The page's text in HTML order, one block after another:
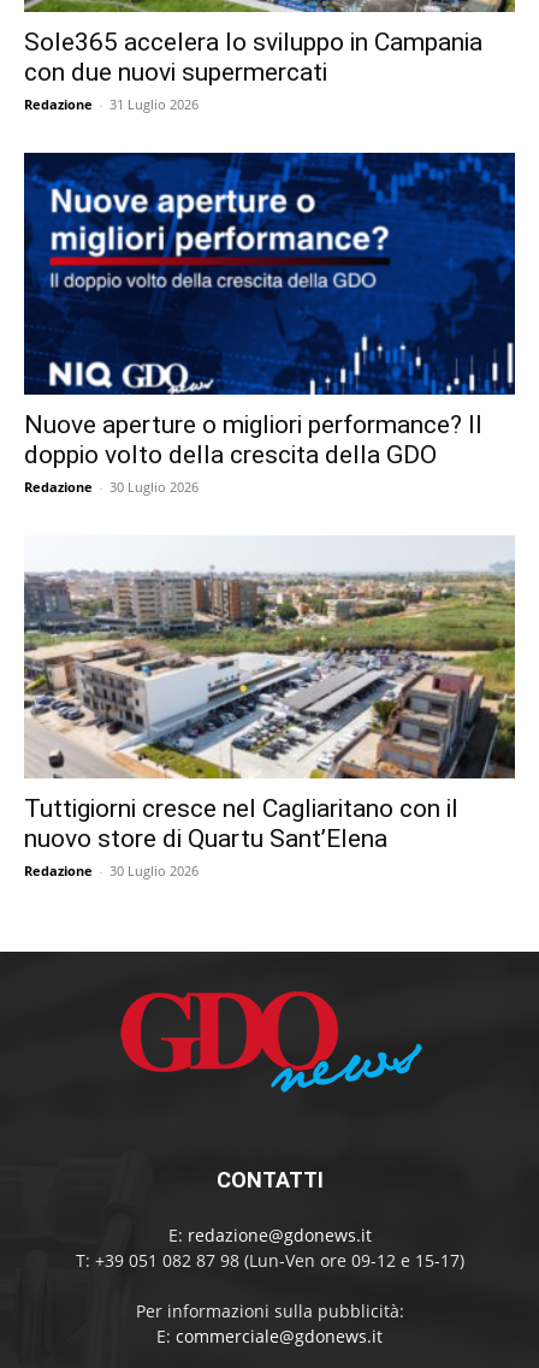
Sole365 accelera lo sviluppo in Campania
con due nuovi supermercati
Redazione - 31 Luglio 2026
Nuove aperture o migliori performance? Il
doppio volto della crescita della GDO
Redazione - 30 Luglio 2026
Tuttigiorni cresce nel Cagliaritano con il
nuovo store di Quartu Sant’Elena
Redazione - 30 Luglio 2026
CONTATTI
E: redazione@gdonews.it
T: +39 051 082 87 98 (Lun-Ven ore 09-12 e 15-17)
Per informazioni sulla pubblicità:
E: commerciale@gdonews.it